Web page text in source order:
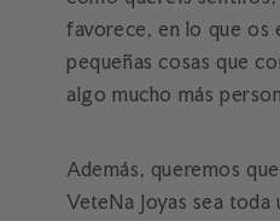
favorece, en lo que os
pequeñas cosas que
algo mucho más
Además, queremos
VeteNa Joyas sea toda